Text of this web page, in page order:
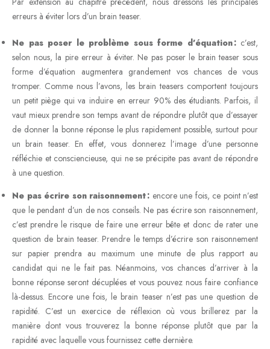
erreurs à éviter lors d’un brain teaser.
Ne pas poser le problème sous forme d’équation :c’est,
selon nous, la pire erreur à éviter. Ne pas poser le brain teaser sous
forme d’équation augmentera grandement vos chances de vous
tromper. Comme nous l’avons, les brain teasers comportent toujours
un petit piège qui va induire en erreur 90% des étudiants. Parfois, il
vaut mieux prendre son temps avant de répondre plutôt que d’essayer
de donner la bonne réponse le plus rapidement possible, surtout pour
un brain teaser. En effet, vous donnerez l’image d’une personne
réfléchie et consciencieuse, qui ne se précipite pas avant de répondre
à une question.
Ne pas écrire son raisonnement : encore une fois, ce point n’est
que le pendant d’un de nos conseils. Ne pas écrire son raisonnement,
c’est prendre le risque de faire une erreur bête et donc de rater une
question de brain teaser. Prendre le temps d’écrire son raisonnement
sur papier prendra au maximum une minute de plus rapport au
candidat qui ne le fait pas. Néanmoins, vos chances d’arriver à la
bonne réponse seront décuplées et vous pouvez nous faire confiance
là-dessus. Encore une fois, le brain teaser n’est pas une question de
rapidité. C’est un exercice de réflexion où vous brillerez par la
manière dont vous trouverez la bonne réponse plutôt que par la
rapidité avec laquelle vous fournissez cette dernière.